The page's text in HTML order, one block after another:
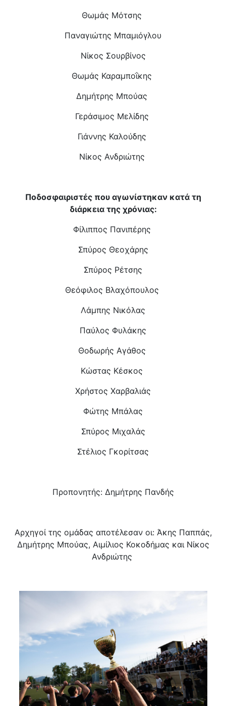
Θωμάς Μότσης
Παναγιώτης Μπαμιόγλου
Νίκος Σουρβίνος
Θωμάς Καραμποΐκης
Δημήτρης Μπούας
Γεράσιμος Μελίδης
Γιάννης Καλούδης
Νίκος Ανδριώτης
Ποδοσφαιριστές που αγωνίστηκαν κατά τη
διάρκεια της χρόνιας:
Φίλιππος Πανιπέρης
Σπύρος Θεοχάρης
Σπύρος Ρέτσης
Θεόφιλος Βλαχόπουλος
Λάμπης Νικόλας
Παύλος Φυλάκης
Θοδωρής Αγάθος
Κώστας Κέσκος
Χρήστος Χαρβαλιάς
Φώτης Μπάλας
Σπύρος Μιχαλάς
Στέλιος Γκορίτσας
Προπονητής: Δημήτρης Πανδής
Αρχηγοί της ομάδας αποτέλεσαν οι: Άκης Παππάς,
Δημήτρης Μπούας, Αιμίλιος Κοκοδήμας και Νίκος
Ανδριώτης